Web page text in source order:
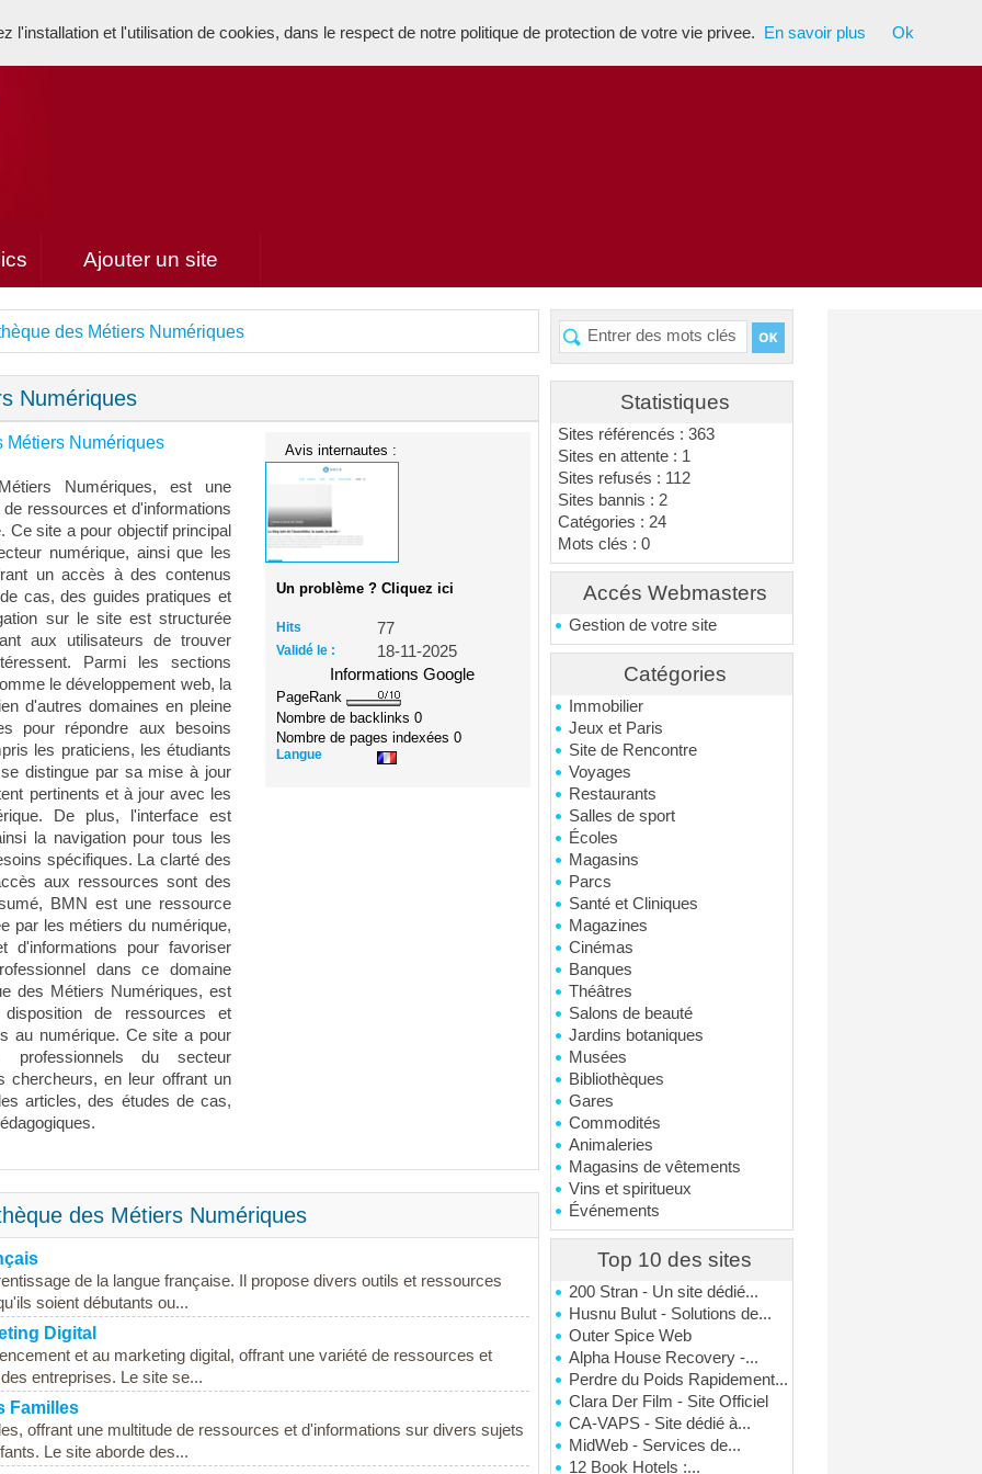
Ajouter un site
Statistiques
Sites référencés : 363
Sites en attente : 1
Sites refusés : 112
Sites bannis : 2
Catégories : 24
Mots clés : 0
Accés Webmasters
Gestion de votre site
Catégories
Immobilier
Jeux et Paris
Site de Rencontre
Voyages
Restaurants
Salles de sport
Écoles
Magasins
Parcs
Santé et Cliniques
Magazines
Cinémas
Banques
Théâtres
Salons de beauté
Jardins botaniques
Musées
Bibliothèques
Gares
Commodités
Animaleries
Magasins de vêtements
Vins et spiritueux
Événements
Top 10 des sites
200 Stran - Un site dédié...
Husnu Bulut - Solutions de...
Outer Spice Web
Alpha House Recovery -...
Perdre du Poids Rapidement...
Clara Der Film - Site Officiel
CA-VAPS - Site dédié à...
MidWeb - Services de...
12 Book Hotels :...
des Métiers Numériques
Numériques
Métiers Numériques
Numériques, est une
ressources et d'informations
site a pour objectif principal
numérique, ainsi que les
un accès à des contenus
cas, des guides pratiques et
sur le site est structurée
aux utilisateurs de trouver
Parmi les sections
le développement web, la
d'autres domaines en pleine
pour répondre aux besoins
les praticiens, les étudiants
distingue par sa mise à jour
pertinents et à jour avec les
De plus, l'interface est
la navigation pour tous les
spécifiques. La clarté des
aux ressources sont des
BMN est une ressource
par les métiers du numérique,
d'informations pour favoriser
dans ce domaine
des Métiers Numériques, est
de ressources et
au numérique. Ce site a pour
professionnels du secteur
chercheurs, en leur offrant un
articles, des études de cas,
Avis internautes :
Un problème ? Cliquez ici
Hits 77
Validé le :
18-11-2025
Informations Google
PageRank
Nombre de backlinks0
Nombre de pages indexées0
Langue
des Métiers Numériques
de la langue française. Il propose divers outils et ressources
soient débutants ou...
Digital
et au marketing digital, offrant une variété de ressources et
entreprises. Le site se...
Familles
offrant une multitude de ressources et d'informations sur divers sujets
Le site aborde des...
l'installation et l'utilisation de cookies, dans le respect de notre politique de protection de votre vie privee. En savoir plus Ok